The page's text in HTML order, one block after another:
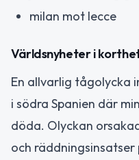
milan mot lecce
Världsnyheter i
En allvarlig tågolycka
i södra Spanien där
döda. Olyckan
och